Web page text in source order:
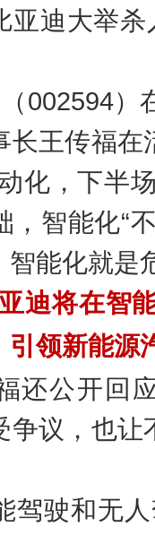
亚迪大举
002594）
长王传福
化，下半
，智能化“
智能化就是
迪将在智
领新能源
还公开回
争议，也
驾驶和无